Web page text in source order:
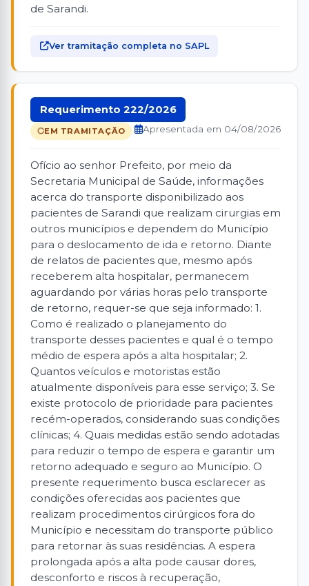
de Sarandi.
Ver tramitação completa no SAPL
Requerimento 222/2026
EM TRAMITAÇÃO Apresentada em 04/08/2026
Ofício ao senhor Prefeito, por meio da
Secretaria Municipal de Saúde, informações
acerca do transporte disponibilizado aos
pacientes de Sarandi que realizam cirurgias em
outros municípios e dependem do Município
para o deslocamento de ida e retorno. Diante
de relatos de pacientes que, mesmo após
receberem alta hospitalar, permanecem
aguardando por várias horas pelo transporte
de retorno, requer-se que seja informado: 1.
Como é realizado o planejamento do
transporte desses pacientes e qual é o tempo
médio de espera após a alta hospitalar; 2.
Quantos veículos e motoristas estão
atualmente disponíveis para esse serviço; 3. Se
existe protocolo de prioridade para pacientes
recém-operados, considerando suas condições
clínicas; 4. Quais medidas estão sendo adotadas
para reduzir o tempo de espera e garantir um
retorno adequado e seguro ao Município. O
presente requerimento busca esclarecer as
condições oferecidas aos pacientes que
realizam procedimentos cirúrgicos fora do
Município e necessitam do transporte público
para retornar às suas residências. A espera
prolongada após a alta pode causar dores,
desconforto e riscos à recuperação,